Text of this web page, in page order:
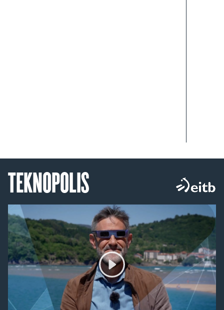
TEKNOPOLIS